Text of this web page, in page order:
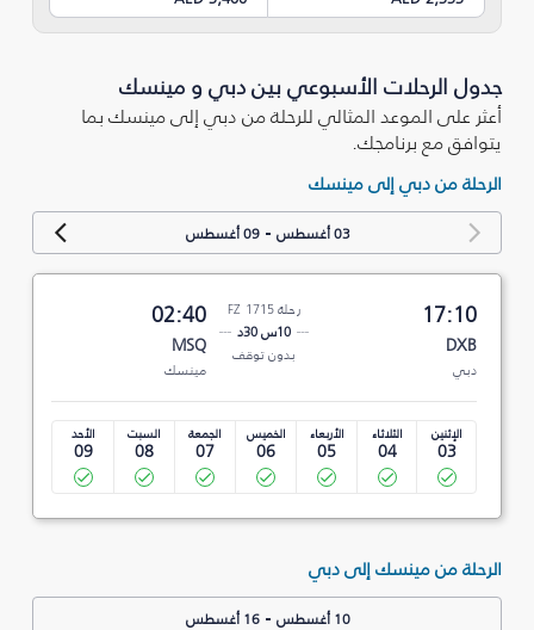
جدول الرحلات الأسبوعي بين دبي و مينسك
أعثر على الموعد المثالي للرحلة من دبي إلى مينسك بما
يتوافق مع برنامجك.
الرحلة من دبي إلى مينسك
03 أغسطس -09 أغسطس
17:10
DXB
دبي
رحلة FZ 1715
10س 30د
بدون توقف
02:40
MSQ
مينسك
الإثنين
03
الثلاثاء
04
الأربعاء
05
الخميس
06
الجمعة
07
السبت
08
الأحد
09
الرحلة من مينسك إلى دبي
10 أغسطس -16 أغسطس